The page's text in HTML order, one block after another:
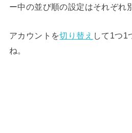
ー中の並び順の設定はそれぞれ
アカウントを切り替え して1つ1
ね。